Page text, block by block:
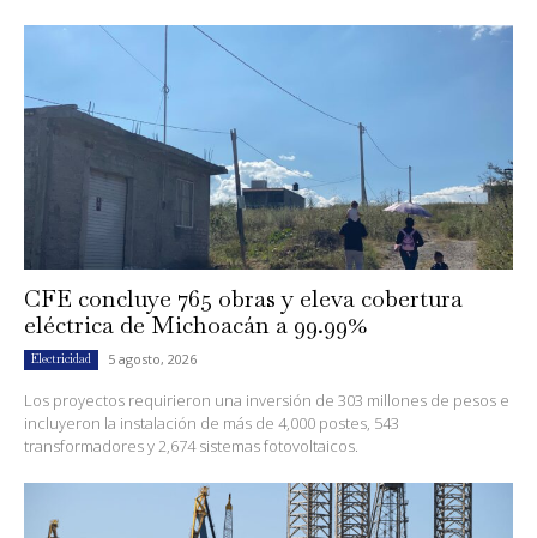
CFE concluye 765 obras y eleva cobertura
eléctrica de Michoacán a 99.99%
Electricidad 5 agosto, 2026
Los proyectos requirieron una inversión de 303 millones de pesos e
incluyeron la instalación de más de 4,000 postes, 543
transformadores y 2,674 sistemas fotovoltaicos.